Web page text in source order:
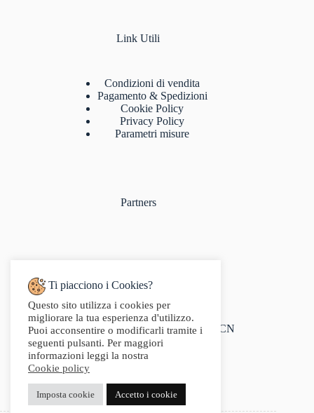
Link Utili
Condizioni di vendita
Pagamento & Spedizioni
Cookie Policy
Privacy Policy
Parametri misure
Partners
Indirizzo:
Via Audisio, 26, 12042 Bra CN
Telefono:
0172 412 414
Fax:
0172412414
Ti piacciono i Cookies?
Questo sito utilizza i cookies per
migliorare la tua esperienza d'utilizzo.
Puoi acconsentire o modificarli tramite i
seguenti pulsanti. Per maggiori
informazioni leggi la nostra
Cookie policy
Imposta cookie Accetto i cookie